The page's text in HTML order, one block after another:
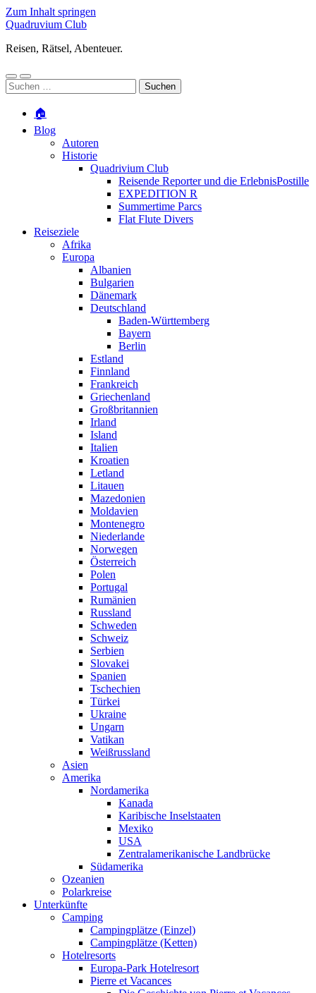
Zum Inhalt springen
Quadruvium Club
Reisen, Rätsel, Abenteuer.
Mobile-
Menü
Suchfeld
ein-/ausblenden
Suchen
nach:
🏠
Blog
Autoren
Historie
Quadrivium Club
Reisende Reporter und die ErlebnisPostille
EXPEDITION R
Summertime Parcs
Flat Flute Divers
Reiseziele
Afrika
Europa
Albanien
Bulgarien
Dänemark
Deutschland
Baden-Württemberg
Bayern
Berlin
Estland
Finnland
Frankreich
Griechenland
Großbritannien
Irland
Island
Italien
Kroatien
Letland
Litauen
Mazedonien
Moldavien
Montenegro
Niederlande
Norwegen
Österreich
Polen
Portugal
Rumänien
Russland
Schweden
Schweiz
Serbien
Slovakei
Spanien
Tschechien
Türkei
Ukraine
Ungarn
Vatikan
Weißrussland
Asien
Amerika
Nordamerika
Kanada
Karibische Inselstaaten
Mexiko
USA
Zentralamerikanische Landbrücke
Südamerika
Ozeanien
Polarkreise
Unterkünfte
Camping
Campingplätze (Einzel)
Campingplätze (Ketten)
Hotelresorts
Europa-Park Hotelresort
Pierre et Vacances